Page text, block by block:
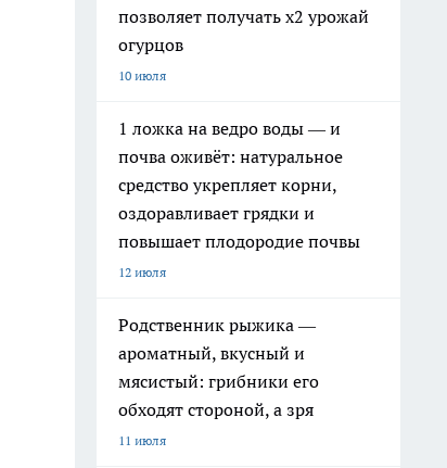
позволяет получать х2 урожай
огурцов
10 июля
1 ложка на ведро воды — и
почва оживёт: натуральное
средство укрепляет корни,
оздоравливает грядки и
повышает плодородие почвы
12 июля
Родственник рыжика —
ароматный, вкусный и
мясистый: грибники его
обходят стороной, а зря
11 июля